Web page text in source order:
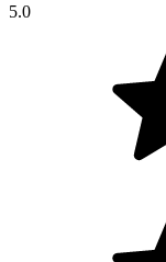
5.0